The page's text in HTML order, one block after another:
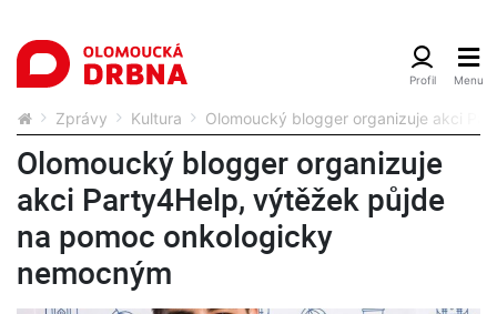
Zprávy Kultura Olomoucký blogger organizuje akci
Olomoucký blogger organizuje
akci Party4Help, výtěžek půjde
na pomoc onkologicky
nemocným